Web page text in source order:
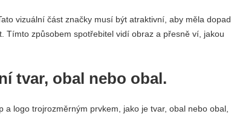
vizuální část značky musí být atraktivní, aby měla dopad
Tímto způsobem spotřebitel vidí obraz a přesně ví, jakou
tvar, obal nebo obal.
logo trojrozměrným prvkem, jako je tvar, obal nebo obal,